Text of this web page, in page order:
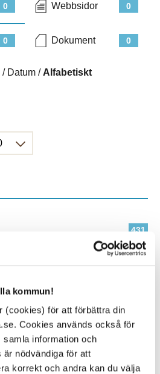
kommun!
(cookies) för att förbättra din
Cookies används också för
information och
nödvändiga för att
korrekt och andra kan du välja
0 0
Webbsidor
0 0
Dokument
/ Datum / Alfabetiskt
431